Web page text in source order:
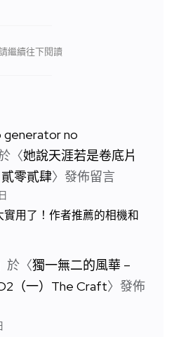
繼續往下閱讀
generator no
〈她說天涯若是卷底片
貳零貳肆〉發佈留言
用了！作者推薦的相機和
於〈獨一無二的風華 –
（一）The Craft〉發佈